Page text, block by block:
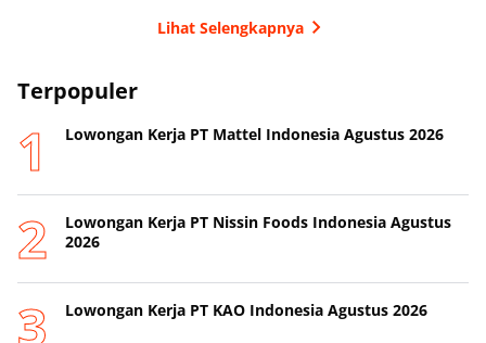
Lihat Selengkapnya
Terpopuler
Lowongan Kerja PT Mattel Indonesia Agustus 2026
Lowongan Kerja PT Nissin Foods Indonesia Agustus
2026
Lowongan Kerja PT KAO Indonesia Agustus 2026